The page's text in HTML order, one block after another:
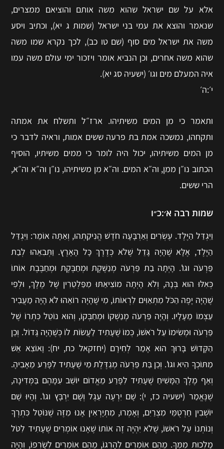
אלא על שם ישראל שהוא משה אותם והוציאם ממצרים,
שנאמר והוצא את עמי בני ישראל (שמות ג יא), וכתיב ויסע
משה את ישראל מים סוף (שם טו כב), לכך נקרא שמו משה
שהוא משה אחרים, וכן הנביא אומר ויזכור ימי עולם משה עמו
איה המעלם מים וגו׳ (ישעיה סג יא).
י׳:ה׳
ותאמר כי מן המים משיתיהו. ארז״ל ותשלח את אמתה
ותקחהו, נמשכה אמת בת פרעה ששים אמות, וראיה לדבר כי
מן המים משיתיהו, יכול היה לומר כי ממים משיתיו, הוסיף
הכתוב נו״ן ממן, וה״א המים. וה״א מן משיתיהו, נו״ן וה״א וה״א,
הרי ששים.
שמות רבה א׳:כ״ו
וַיִּגְדַּל הַיֶּלֶד. עֶשְׂרִים וְאַרְבָּעָה חֹדֶשׁ הֱנִיקַתְהוּ, וְאַתָּה אוֹמֵר: וַיִּגְדַּל
הַיֶּלֶד, אֶלָּא שֶׁהָיָה גָּדֵל שֶׁלֹא כְּדֶרֶךְ כָּל הָאָרֶץ. וַתְּבִאֵהוּ לְבַת
פַּרְעֹה וגו'. הָיְתָה בַת פַּרְעֹה מְנַשֶּׁקֶת וּמְחַבֶּקֶת וּמְחַבֶּבֶת אוֹתוֹ
כְּאִלּוּ הוּא בְּנָהּ, וְלֹא הָיְתָה מוֹצִיאַתּוּ מִפַּלְטֵרִין שֶׁל מֶלֶךְ, וּלְפִי
שֶׁהָיָה יָפֶה הַכֹּל מִתְאַוִּים לִרְאוֹתוֹ, מִי שֶׁהָיָה רוֹאֵהוּ לֹא הָיָה מַעֲבִיר
עַצְמוֹ מֵעָלָיו. וְהָיָה פַּרְעֹה מְנַשְׁקוֹ וּמְחַבְּקוֹ, וְהוּא נוֹטֵל כִּתְרוֹ שֶׁל
פַּרְעֹה וּמְשִׂימוֹ עַל רֹאשׁוֹ, כְּמוֹ שֶׁעָתִיד לַעֲשׂוֹת לוֹ כְּשֶׁהָיָה גָּדוֹל. וְכֵן
הַקָּדוֹשׁ בָּרוּךְ הוּא אָמַר לְחִירָם (יחזקאל כח, יח): וָאוֹצִא אֵשׁ
מִתּוֹכְךָ הִיא וגו'. וְכֵן בַּת פַּרְעֹה מְגַדֶּלֶת מִי שֶׁעָתִיד לִפָּרַע מֵאָבִיהָ.
וְאַף מֶלֶךְ הַמָּשִׁיחַ שֶׁעָתִיד לִפָּרַע מֵאֱדוֹם יוֹשֵׁב עִמָּהֶם בַּמְּדִינָה,
שֶׁנֶּאֱמַר (ישעיה כז, י): שָׁם יִרְעֶה עֵגֶל וְשָׁם יִרְבָּץ וגו'. וְהָיוּ שָׁם
יוֹשְׁבִין חַרְטֻמֵּי מִצְרַיִם, וְאָמְרוּ, מִתְיָרְאִין אָנוּ מִזֶּה שֶׁנּוֹטֵל כִּתְרְךָ
וְנוֹתְנוֹ עַל רֹאשׁוֹ, שֶׁלֹא יִהְיֶה זֶה אוֹתוֹ שֶׁאָנוּ אוֹמְרִים שֶׁעָתִיד לִטֹּל
מַלְכוּת מִמְּךָ. מֵהֶם אוֹמְרִים לְהָרְגוֹ, מֵהֶם אוֹמְרִים לְשָׂרְפוֹ, וְהָיָה